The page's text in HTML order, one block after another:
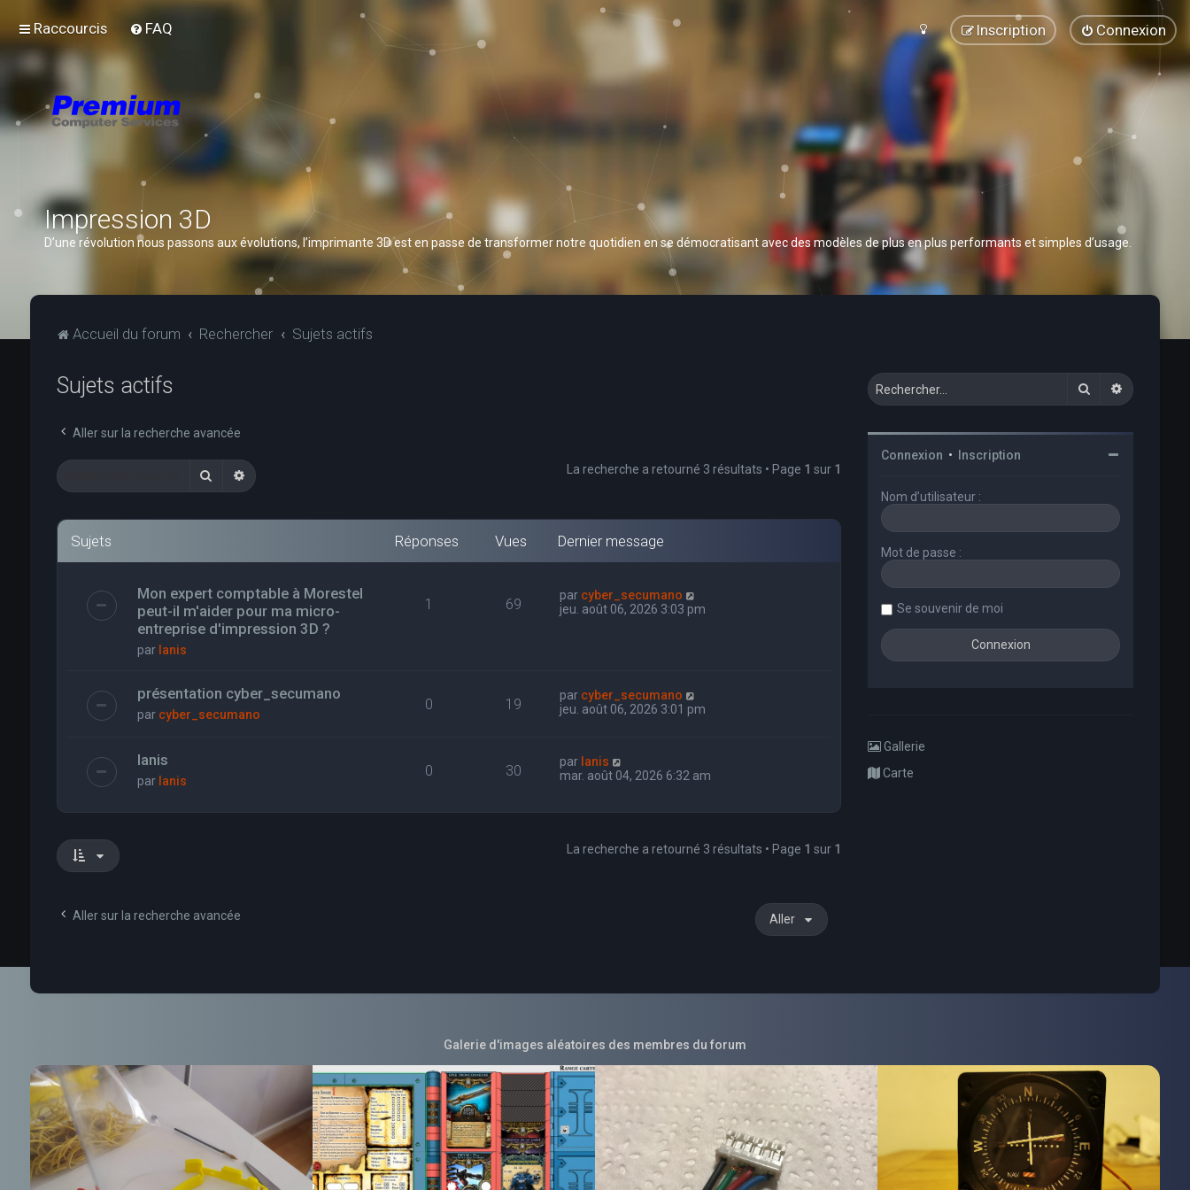
Raccourcis FAQ Connexion
Inscription
Impression 3D
D’une révolution nous passons aux évolutions, l’imprimante 3D est en passe de transformer notre quotidien en se démocratisant avec des modèles de plus en plus performants et simples d’usage.
Accueil du forum Rechercher Sujets actifs
Sujets actifs
Aller sur la recherche avancée
RechercherRecherche avancée La recherche a retourné 3 résultats • Page 1 sur 1
Sujets Réponses Vues Dernier message
Mon expert comptable à Morestel
peut-il m'aider pour ma micro-
entreprise d'impression 3D ?
par Ianis
1 69 par cyber_secumano
jeu. août 06, 2026 3:03 pm
présentation cyber_secumano
par cyber_secumano
0 19 par cyber_secumano
jeu. août 06, 2026 3:01 pm
Ianis
par Ianis
0 30 par Ianis
mar. août 04, 2026 6:32 am
La recherche a retourné 3 résultats • Page 1 sur 1
Aller sur la recherche avancée Aller
Rechercher
Connexion • Inscription
Nom d’utilisateur :
Mot de passe :
Se souvenir de moi
Gallerie
Carte
Galerie d'images aléatoires des membres du forum